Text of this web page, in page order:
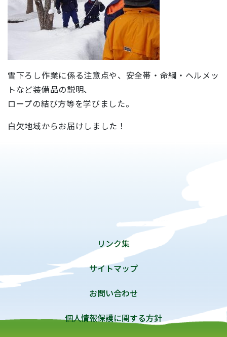
雪下ろし作業に係る注意点や、安全帯・命綱・ヘルメッ
トなど装備品の説明、
ロープの結び方等を学びました。
白欠地域からお届けしました！
リンク集
サイトマップ
お問い合わせ
個人情報保護に関する方針